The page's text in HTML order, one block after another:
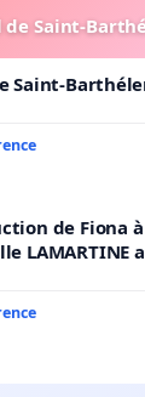
Saint-
Saint-
de Fiona
LAMARTINE